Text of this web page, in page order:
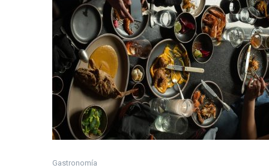
Gastronomía